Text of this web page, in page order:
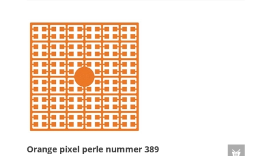
Orange pixel perle nummer 389